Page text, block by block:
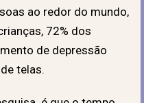
ao redor do mundo,
72% dos
de depressão
telas.